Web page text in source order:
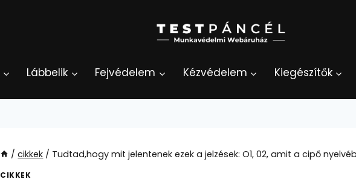
Lábbelik Fejvédelem Kézvédelem Kiegészítők
/ cikkek / Tudtad,hogy mit jelentenek ezek a jelzések: O1, 02, amit a cipő
CIKKEK